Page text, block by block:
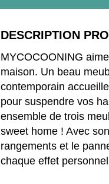
DESCRIPTION
MYCOCOONING
maison. Un beau
contemporain
pour suspendre vos
ensemble de trois
sweet home ! Avec
rangements et le
chaque effet